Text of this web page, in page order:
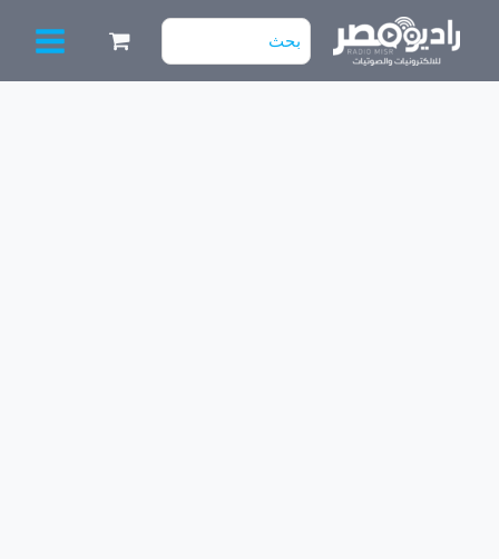
البحث
عن: